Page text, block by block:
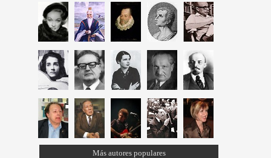
Más autores populares